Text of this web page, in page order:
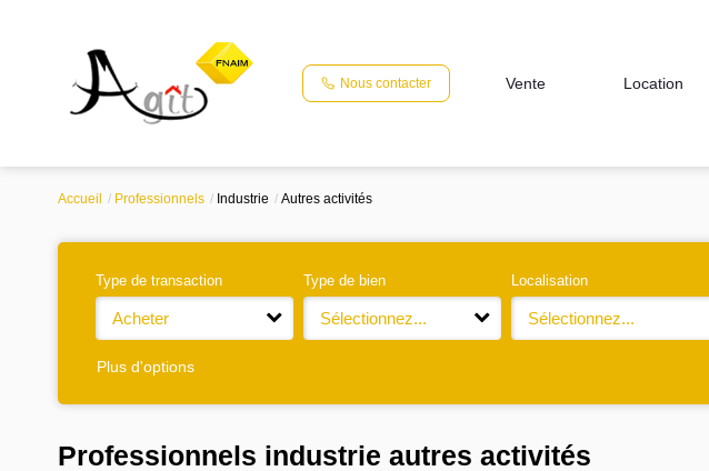
Nous contacter Vente Location
Accueil Professionnels Industrie Autres activités
Type de transaction
Acheter
Type de bien
Sélectionnez...
Localisation
Sélectionnez...
Plus d'options
Professionnels industrie autres activités